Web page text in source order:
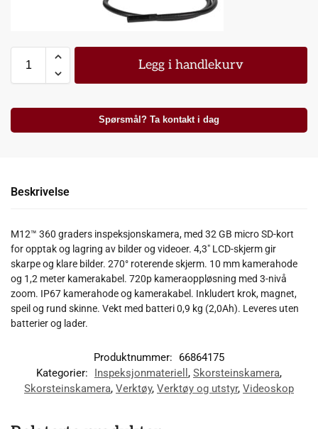
Legg i handlekurv
Spørsmål? Ta kontakt i dag
Beskrivelse
M12™ 360 graders inspeksjonskamera, med 32 GB micro SD-kort
for opptak og lagring av bilder og videoer. 4,3″ LCD-skjerm gir
skarpe og klare bilder. 270° roterende skjerm. 10 mm kamerahode
og 1,2 meter kamerakabel. 720p kameraoppløsning med 3-nivå
zoom. IP67 kamerahode og kamerakabel. Inkludert krok, magnet,
speil og rund skinne. Vekt med batteri 0,9 kg (2,0Ah). Leveres uten
batterier og lader.
Produktnummer:
66864175
Kategorier:
Inspeksjonmateriell , Skorsteinskamera,
Skorsteinskamera, Verktøy, Verktøy og utstyr, Videoskop